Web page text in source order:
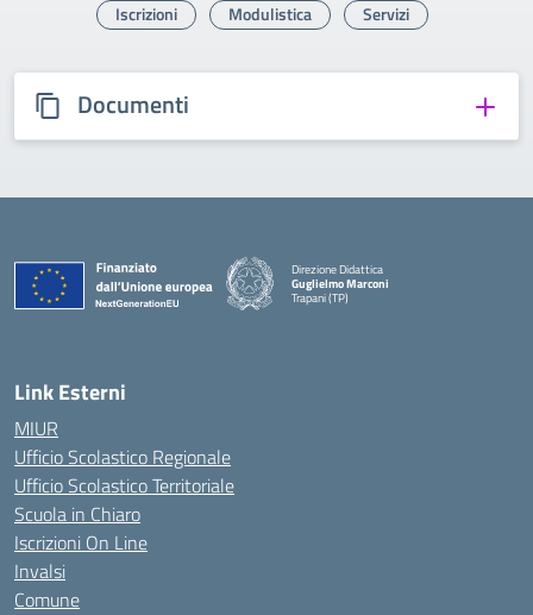
Iscrizioni Modulistica Servizi
Documenti
Direzione Didattica
Guglielmo Marconi
Trapani (TP)
Link Esterni
MIUR
Ufficio Scolastico Regionale
Ufficio Scolastico Territoriale
Scuola in Chiaro
Iscrizioni On Line
Invalsi
Comune